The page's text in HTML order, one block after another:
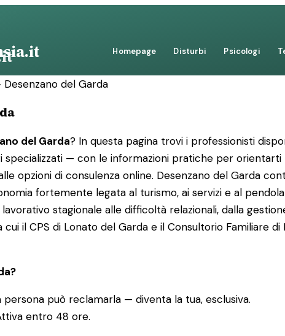
Homepage Disturbi Psicologi
Desenzano del Garda
del Garda? In questa pagina trovi i professionisti
— con le informazioni pratiche per
opzioni di consulenza online. Desenzano del Garda
fortemente legata al turismo, ai servizi e al
stagionale alle difficoltà relazionali, dalla
cui il CPS di Lonato del Garda e il Consultorio Familiare
persona può reclamarla — diventa la tua, esclusiva.
entro 48 ore.